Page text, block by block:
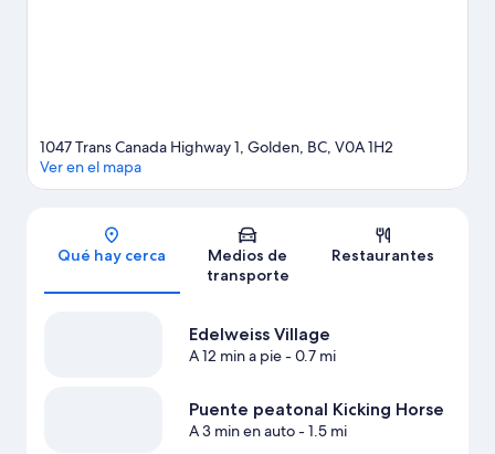
Sección del mapa
1047 Trans Canada Highway 1, Golden, BC, V0A 1H2
Ver en el mapa
Qué hay cerca
Medios de
transporte
Restaurantes
Edelweiss Village
A 12 min a pie- 0.7 mi
Puente peatonal Kicking Horse
A 3 min en auto- 1.5 mi